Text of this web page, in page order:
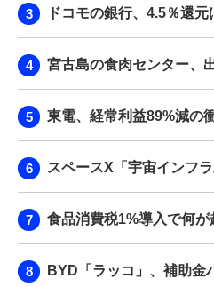
ドコモの銀行、4.5％還元
宮古島の食肉センター、
東電、経常利益89%減の
スペースX「宇宙インフ
食品消費税1%導入で何が
BYD「ラッコ」、補助金